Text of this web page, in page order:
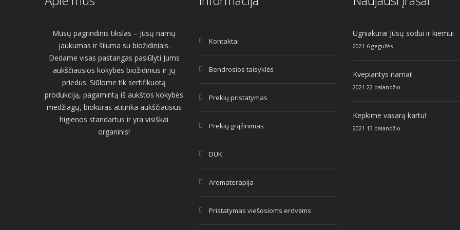
Mūsų pagrindinis tikslas – Jūsų namų
jaukumas ir šiluma su biožidiniais.
Dedame visas pastangas pasiūlyti Jums
aukščiausios kokybės biožidinius ir jų
priedus. Siūlome tik sertifikuotą
produkciją, pagamintą iš aukštos kokybės
medžiagų, biokuras atitinka aukščiausius
higienos standartus ir yra visiškai
organinis!
Kontaktai
Bendrosios taisyklės
Prekių pristatymas
Prekių grąžinimas
DUK
Aromaterapija
Pristatymas viešosioms erdvėms
Ugniakurai Jūsų sodui ir kiemui
2021 6 gegužės
Kvepiantys namai!
2021 22 balandžio
Kepkime vasarą kartu!
2021 13 balandžio